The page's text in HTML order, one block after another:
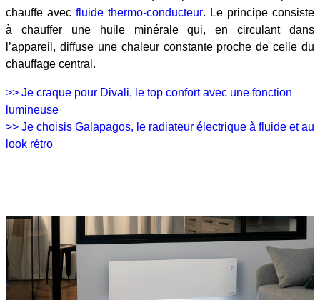
chauffe avec fluide thermo-conducteur. Le principe consiste
à chauffer une huile minérale qui, en circulant dans
l’appareil, diffuse une chaleur constante proche de celle du
chauffage central.
>> Je craque pour Divali, le top confort avec une fonction
lumineuse
>> Je choisis Galapagos, le radiateur électrique à fluide et au
look rétro